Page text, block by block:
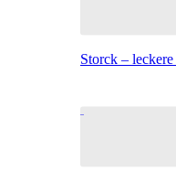
Storck –